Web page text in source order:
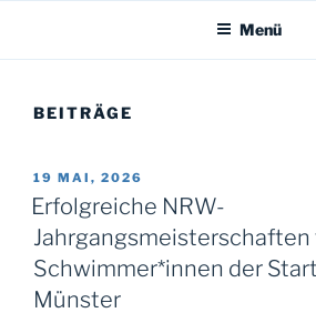
Menü
BEITRÄGE
VERÖFFENTLICHT
AM
19 MAI, 2026
Erfolgreiche NRW-
Jahrgangsmeisterschaften
Schwimmer*innen der
Münster